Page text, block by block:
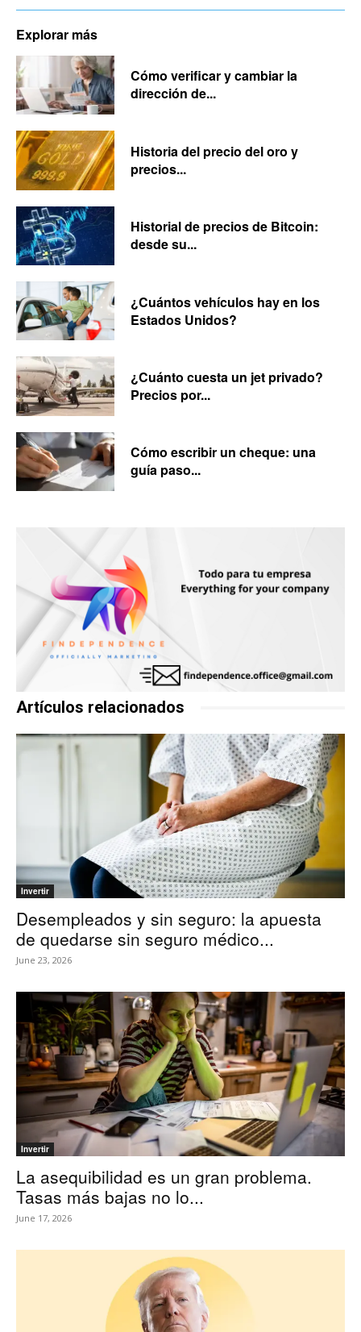
Explorar más
Cómo verificar y cambiar la
dirección de...
Historia del precio del oro y
precios...
Historial de precios de Bitcoin:
desde su...
¿Cuántos vehículos hay en los
Estados Unidos?
¿Cuánto cuesta un jet privado?
Precios por...
Cómo escribir un cheque: una
guía paso...
Artículos relacionados
Invertir
Desempleados y sin seguro: la apuesta
de quedarse sin seguro médico...
June 23, 2026
Invertir
La asequibilidad es un gran problema.
Tasas más bajas no lo...
June 17, 2026